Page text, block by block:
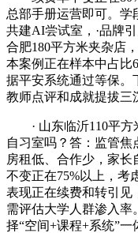
总部手册运营即可。学
共建AI尝试室，·品牌
合肥180平方米夹杂店
本案例正在样本中占比
据平安系统通过等保。
教师点评和成就提拔三
· 山东临沂110平方
自习室吗？答：监管焦
房租低、合作少，家长
不变正在75%以上，考
表现正在续费和转引见
需评估大学人群渗入
择“空间+课程+系统”